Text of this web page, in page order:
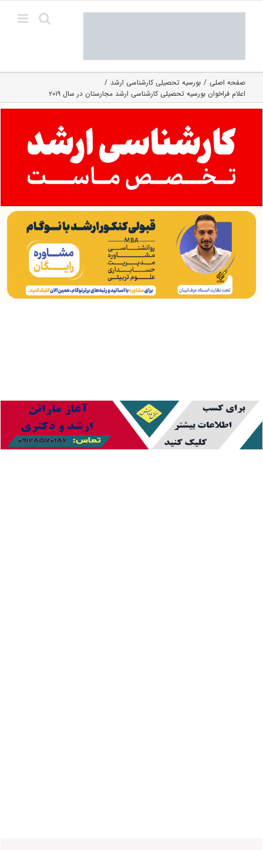
صفحه اصلی
بورسیه تحصیلی کارشناسی ارشد
اعلام فراخوان بورسیه تحصیلی کارشناسی ارشد مجارستان در سال ۲۰۱۹